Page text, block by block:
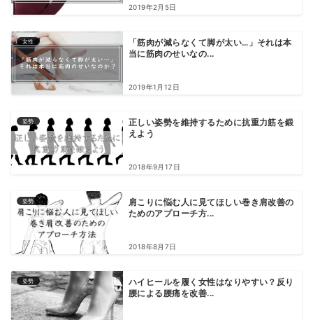
2019年2月5日
女性
「筋肉が減らなくて脚が太い…」それは本
当に筋肉のせいなの...
2019年1月12日
姿勢
正しい姿勢を維持するために抗重力筋を鍛
えよう
2018年9月17日
姿勢
肩こりに悩む人に見てほしい巻き肩改善の
ためのアプローチ方...
2018年8月7日
姿勢
ハイヒールを履く女性はなりやすい？反り
腰による腰痛を改善...